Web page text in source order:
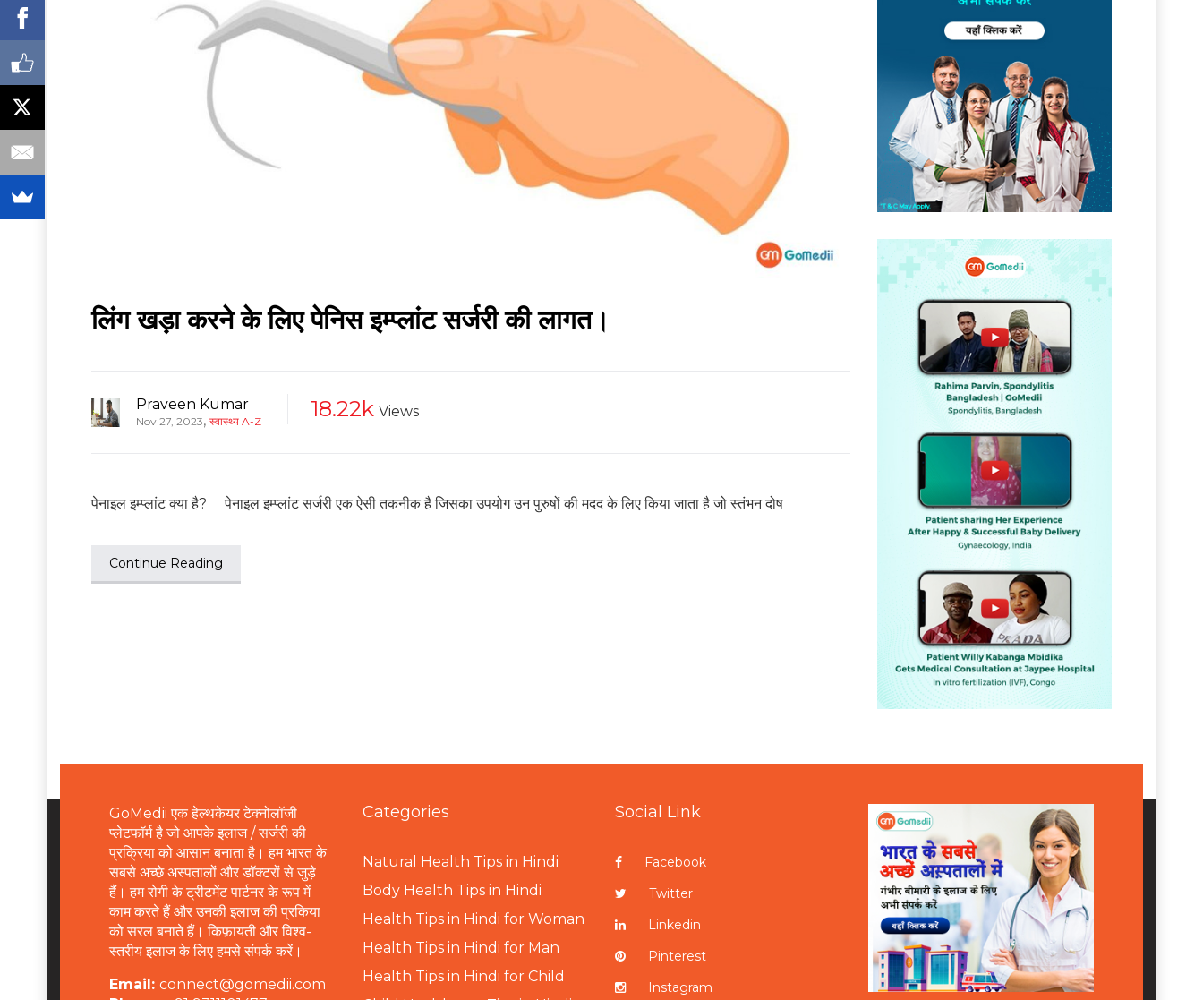
लिंग खड़ा करने के लिए पेनिस इम्प्लांट सर्जरी की लागत।
Praveen Kumar
Nov 27, 2023, स्वास्थ्य A-Z 18.22k Views
पेनाइल इम्प्लांट क्या है? पेनाइल इम्प्लांट सर्जरी एक ऐसी तकनीक है जिसका उपयोग उन पुरुषों की मदद के लिए किया जाता है जो स्तंभन दोष
Continue Reading
GoMedii एक हेल्थकेयर टेक्नोलॉजी
प्लेटफॉर्म है जो आपके इलाज / सर्जरी की
प्रक्रिया को आसान बनाता है। हम भारत के
सबसे अच्छे अस्पतालों और डॉक्टरों से जुड़े
हैं। हम रोगी के ट्रीटमेंट पार्टनर के रूप में
काम करते हैं और उनकी इलाज की प्रकिया
को सरल बनाते हैं। किफ़ायती और विश्व-
स्तरीय इलाज के लिए हमसे संपर्क करें।
Email: connect@gomedii.com
Categories
Natural Health Tips in Hindi
Body Health Tips in Hindi
Health Tips in Hindi for Woman
Health Tips in Hindi for Man
Health Tips in Hindi for Child
Social Link
Facebook
Twitter
Linkedin
Pinterest
Instagram